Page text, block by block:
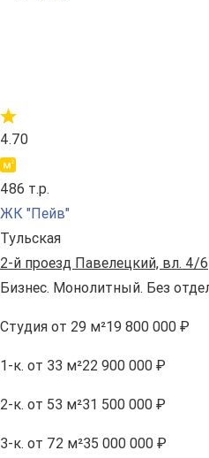
4.70
486 т.р.
ЖК "Пейв"
Тульская
2-й проезд Павелецкий, вл. 4/6
Бизнес. Монолитный. Без
Студия от 29 м²19 800 000 ₽
1-к. от 33 м²22 900 000 ₽
2-к. от 53 м²31 500 000 ₽
3-к. от 72 м²35 000 000 ₽